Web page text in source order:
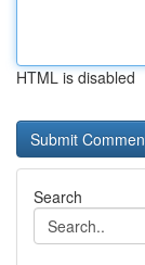
HTML is disabled
Search